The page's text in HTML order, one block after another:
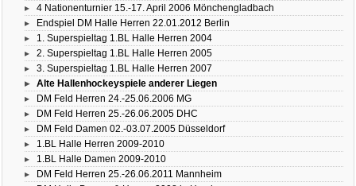
4 Nationenturnier 15.-17. April 2006 Mönchengladbach
Endspiel DM Halle Herren 22.01.2012 Berlin
1. Superspieltag 1.BL Halle Herren 2004
2. Superspieltag 1.BL Halle Herren 2005
3. Superspieltag 1.BL Halle Herren 2007
Alte Hallenhockeyspiele anderer Liegen
DM Feld Herren 24.-25.06.2006 MG
DM Feld Herren 25.-26.06.2005 DHC
DM Feld Damen 02.-03.07.2005 Düsseldorf
1.BL Halle Herren 2009-2010
1.BL Halle Damen 2009-2010
DM Feld Herren 25.-26.06.2011 Mannheim